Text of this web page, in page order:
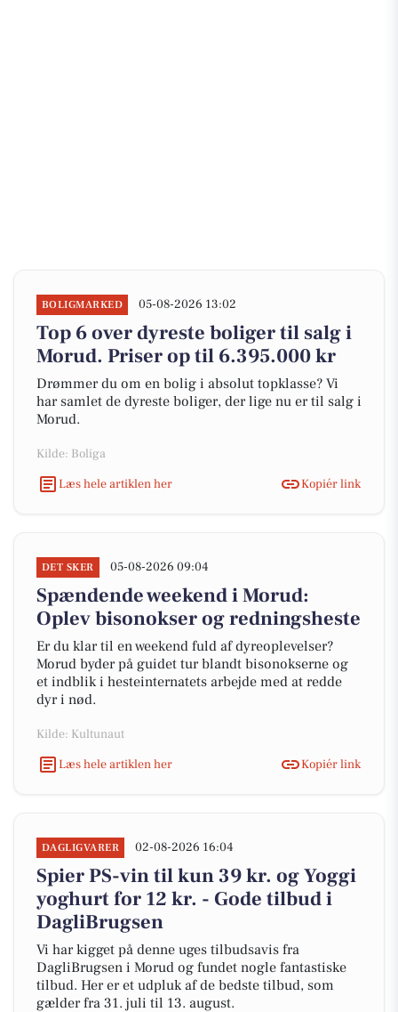
BOLIGMARKED 05-08-2026 13:02
Top 6 over dyreste boliger til salg i
Morud. Priser op til 6.395.000 kr
Drømmer du om en bolig i absolut topklasse? Vi
har samlet de dyreste boliger, der lige nu er til salg i
Morud.
Kilde: Boliga
Læs hele artiklen her
Kopiér link
DET SKER 05-08-2026 09:04
Spændende weekend i Morud:
Oplev bisonokser og redningsheste
Er du klar til en weekend fuld af dyreoplevelser?
Morud byder på guidet tur blandt bisonokserne og
et indblik i hesteinternatets arbejde med at redde
dyr i nød.
Kilde: Kultunaut
Læs hele artiklen her
Kopiér link
DAGLIGVARER 02-08-2026 16:04
Spier PS-vin til kun 39 kr. og Yoggi
yoghurt for 12 kr. - Gode tilbud i
DagliBrugsen
Vi har kigget på denne uges tilbudsavis fra
DagliBrugsen i Morud og fundet nogle fantastiske
tilbud. Her er et udpluk af de bedste tilbud, som
gælder fra 31. juli til 13. august.